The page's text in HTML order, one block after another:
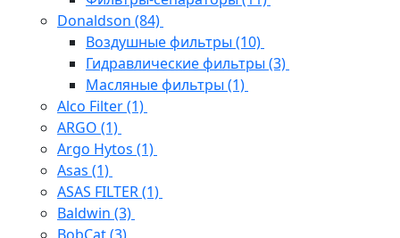
Donaldson (84)
Воздушные фильтры (10)
Гидравлические фильтры (3)
Масляные фильтры (1)
Alco Filter(1)
ARGO (1)
Argo Hytos (1)
Asas (1)
ASAS FILTER(1)
Baldwin (3)